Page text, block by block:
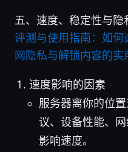
五、速度、稳定性与隐
评测与使用指南：如何
网隐私与解锁内容的实
速度影响的因素
服务器离你的位
议、设备性能、
影响速度。